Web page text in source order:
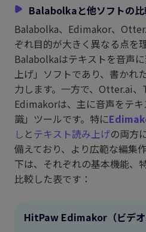
Balabolkaと他ソフトの比
Balabolka、Edimakor、
ぞれ目的が大きく異なる点を
Balabolkaはテキストを音声
上げ」ソフトであり、書かれ
力します。一方で、Otter.ai
Edimakorは、主に音声をテ
識」ツールです。特に
し とテキスト読み上げの両方
備えており、より広範な編集
下は、それぞれの基本機能、
比較した表です：
HitPaw Edimakor（ビデオ